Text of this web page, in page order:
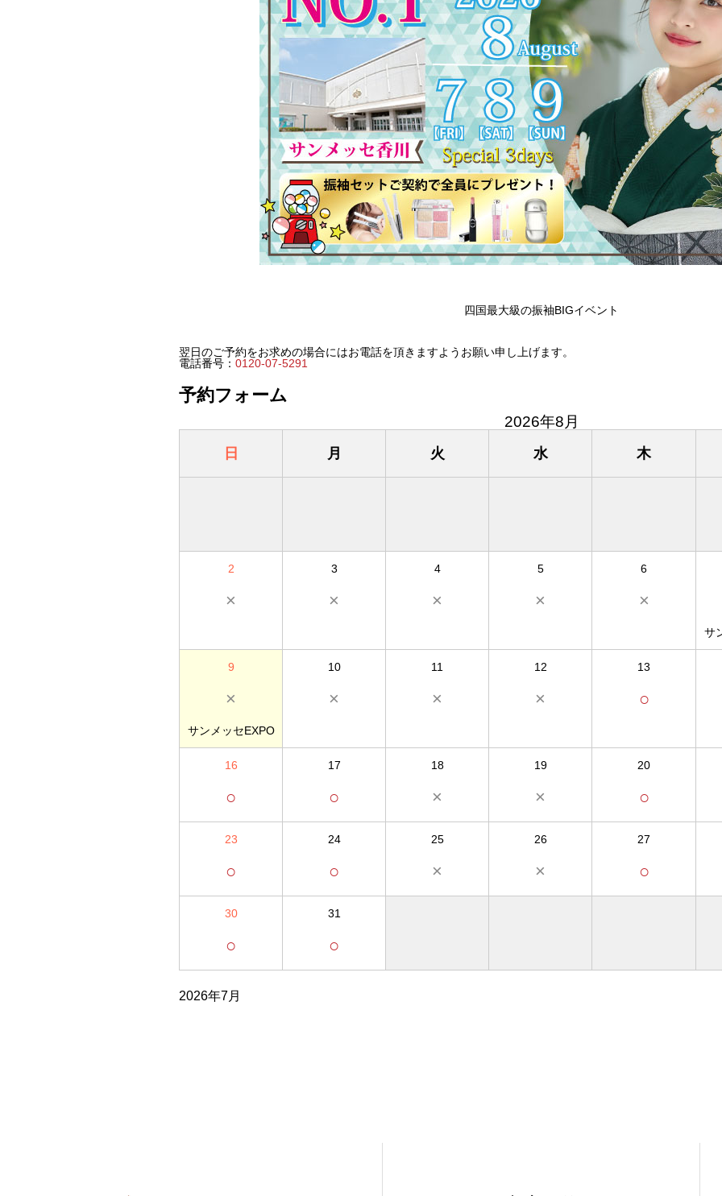
四国最大級の振袖BIGイベント
翌日のご予約をお求めの場合にはお電話を頂きますようお願い申し上げます。
電話番号： 0120-07-5291
予約フォーム
2026年8月
日 月 火 水 木
2
×
3
×
4
×
5
×
6
×
サ
9
×
サンメッセEXPO
10
×
11
×
12
×
13
○
16
○
17
○
18
×
19
×
20
○
23
○
24
○
25
×
26
×
27
○
30
○
31
○
2026年7月